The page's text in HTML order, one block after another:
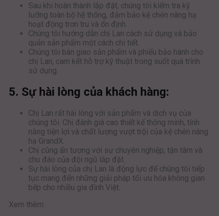
Sau khi hoàn thành lắp đặt, chúng tôi kiểm tra kỹ
lưỡng toàn bộ hệ thống, đảm bảo kệ chén nâng hạ
hoạt động trơn tru và ổn định.
Chúng tôi hướng dẫn chị Lan cách sử dụng và bảo
quản sản phẩm một cách chi tiết.
Chúng tôi bàn giao sản phẩm và phiếu bảo hành cho
chị Lan, cam kết hỗ trợ kỹ thuật trong suốt quá trình
sử dụng.
5. Sự hài lòng của khách hàng:
Chị Lan rất hài lòng với sản phẩm và dịch vụ của
chúng tôi. Chị đánh giá cao thiết kế thông minh, tính
năng tiện lợi và chất lượng vượt trội của kệ chén nâng
hạ GrandX.
Chị cũng ấn tượng với sự chuyên nghiệp, tận tâm và
chu đáo của đội ngũ lắp đặt.
Sự hài lòng của chị Lan là động lực để chúng tôi tiếp
tục mang đến những giải pháp tối ưu hóa không gian
bếp cho nhiều gia đình Việt.
Xem thêm: